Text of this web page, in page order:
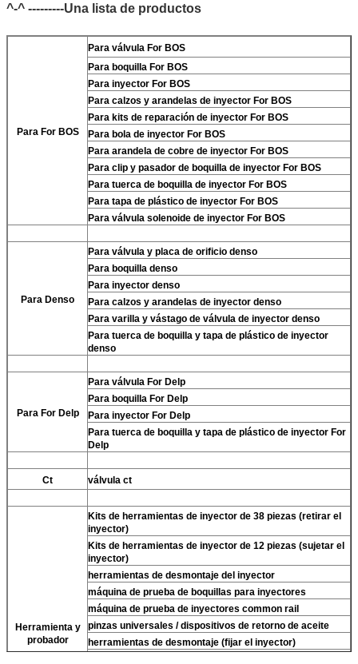
^-^ ---------Una lista de productos
Para For BOS
Para válvula For BOS
Para boquilla For BOS
Para inyector For BOS
Para calzos y arandelas de inyector For BOS
Para kits de reparación de inyector For BOS
Para bola de inyector For BOS
Para arandela de cobre de inyector For BOS
Para clip y pasador de boquilla de inyector For BOS
Para tuerca de boquilla de inyector For BOS
Para tapa de plástico de inyector For BOS
Para válvula solenoide de inyector For BOS
Para Denso
Para válvula y placa de orificio denso
Para boquilla denso
Para inyector denso
Para calzos y arandelas de inyector denso
Para varilla y vástago de válvula de inyector denso
Para tuerca de boquilla y tapa de plástico de inyector
denso
Para For Delp
Para válvula For Delp
Para boquilla For Delp
Para inyector For Delp
Para tuerca de boquilla y tapa de plástico de inyector For
Delp
Ct válvula ct
Herramienta y
probador
Kits de herramientas de inyector de 38 piezas (retirar el
inyector)
Kits de herramientas de inyector de 12 piezas (sujetar el
inyector)
herramientas de desmontaje del inyector
máquina de prueba de boquillas para inyectores
máquina de prueba de inyectores common rail
pinzas universales / dispositivos de retorno de aceite
herramientas de desmontaje (fijar el inyector)